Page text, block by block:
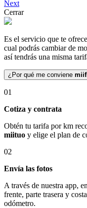
Next
Cerrar
Es el servicio que te
cual podrás cambiar de
así tendrás una misma
¿Por qué me conviene
01
Cotiza y contrata
Obtén tu tarifa por km
miituo y elige el plan de
02
Envía las fotos
A través de nuestra app,
frente, parte trasera y
odómetro.